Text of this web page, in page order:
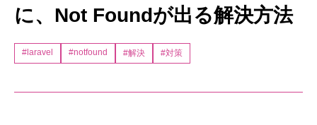
に、Not Foundが出る解決方法
#laravel #notfound #解決 #対策